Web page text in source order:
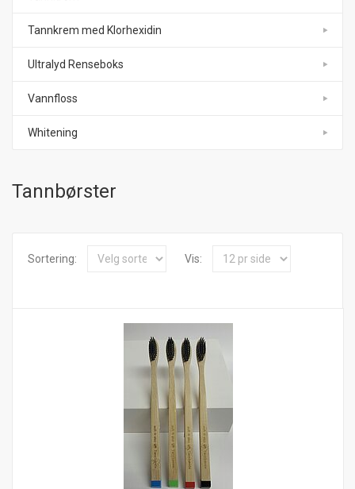
Tannkrem med Klorhexidin
Ultralyd Renseboks
Vannfloss
Whitening
Tannbørster
Sortering: Vis: